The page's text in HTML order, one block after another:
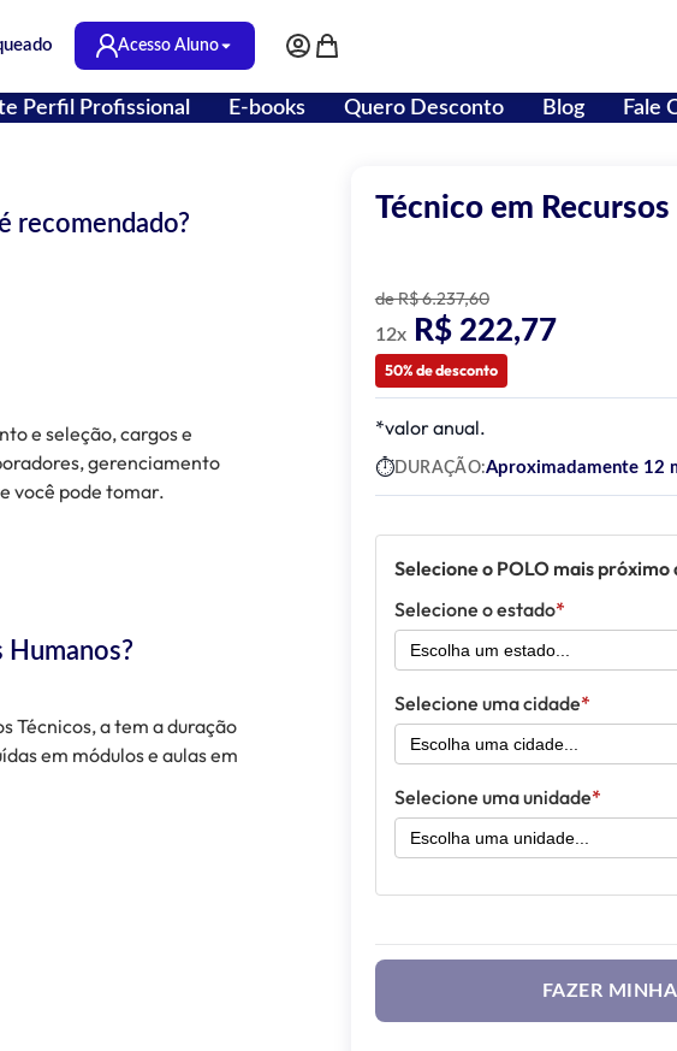
Acesso Aluno
Minha Conta
Meu Carrinho
Perfil Profissional E-books Quero Desconto Blog Fale
recomendado?
e seleção, cargos e
gerenciamento
você pode tomar.
Humanos?
Técnicos, a tem a duração
em módulos e aulas em
Técnico em
de R$ 6.237,60
12x R$ 222,77
50% de desconto
*valor anual.
DURAÇÃO:Aproximadamente 12
Selecione o POLO mais próximo
Selecione o estado
Selecione uma cidade
Selecione uma unidade
FAZER